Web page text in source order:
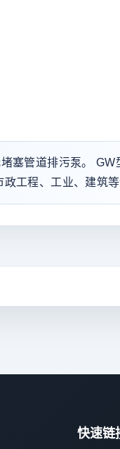
塞管道排污泵。
工程、工业、建筑等
快速链